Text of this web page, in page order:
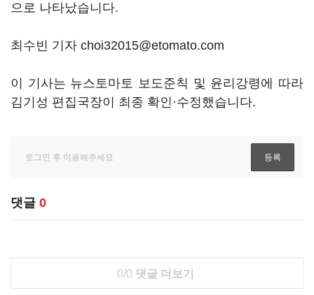
으로 나타났습니다.
최수빈 기자 choi32015@etomato.com
이 기사는 뉴스토마토 보도준칙 및 윤리강령에 따라
김기성 편집국장이 최종 확인·수정했습니다.
댓글 0
0/0 댓글 더보기